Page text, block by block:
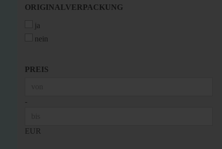
ORIGINALVERPACKUNG
ORIGINALVERPACKUNG
ja
nein
PREIS
PREIS
-
EUR